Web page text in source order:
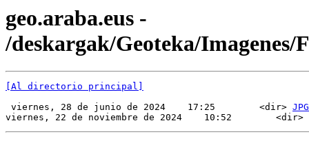
geo.araba.eus -
/deskargak/Geoteka/Imagenes/
[Al directorio principal]
viernes, 28 de junio de 2024    17:25        <dir> JPG
viernes, 22 de noviembre de 2024    10:52        <dir>